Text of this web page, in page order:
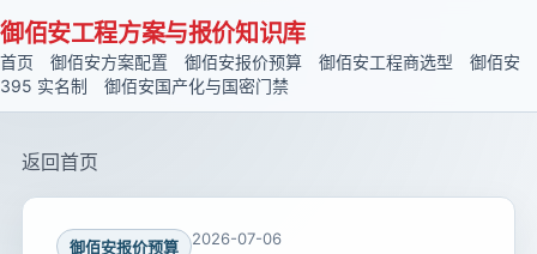
御佰安工程方案与报价知识库
首页 御佰安方案配置 御佰安报价预算 御佰安工程商选型
御佰安
395 实名制
御佰安国产化与国密门禁
返回首页
御佰安报价预算 2026-07-06